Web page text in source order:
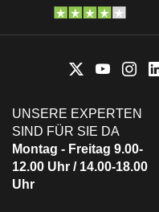
UNSERE EXPERTEN
SIND FÜR SIE DA
Montag - Freitag 9.00-
12.00 Uhr / 14.00-18.00
Uhr